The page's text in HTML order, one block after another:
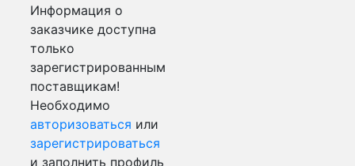
Информация о
заказчике доступна
только
зарегистрированным
поставщикам!
Необходимо
авторизоваться или
зарегистрироваться
и заполнить профиль